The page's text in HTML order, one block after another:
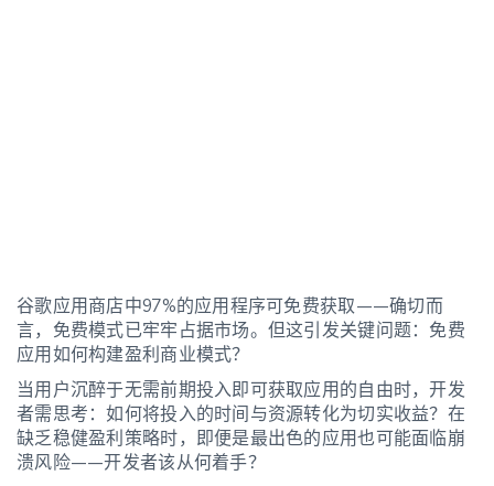
谷歌应用商店中97%的应用程序可免费获取——确切而
言，免费模式已牢牢占据市场。但这引发关键问题：免费
应用如何构建盈利商业模式？
当用户沉醉于无需前期投入即可获取应用的自由时，开发
者需思考：如何将投入的时间与资源转化为切实收益？在
缺乏稳健盈利策略时，即便是最出色的应用也可能面临崩
溃风险——开发者该从何着手？